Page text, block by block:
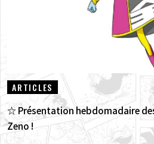
ARTICLES
☆ Présentation hebdomadaire
Zeno !